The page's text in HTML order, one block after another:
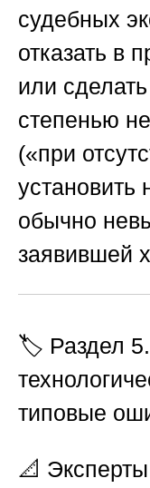
судебных
отказать в
или
степенью
(«при
установить
обычно
заявившей
🏷️ Раздел 5.
типовые
📐 Эксперты